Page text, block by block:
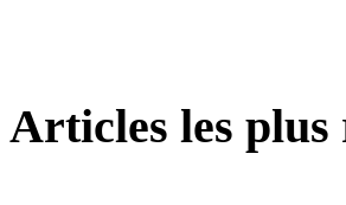
Articles les plus